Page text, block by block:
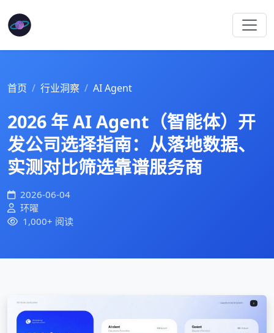
首页 行业洞察 AI Agent
2026 年 AI Agent（智能体）开
发公司选择指南：从落地数据、
实测对比筛选靠谱服务商
2026-06-04
环曜
1,000+ 阅读